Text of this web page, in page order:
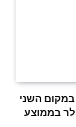
במקום השני
בתים: 627 אלף דולר בממוצע